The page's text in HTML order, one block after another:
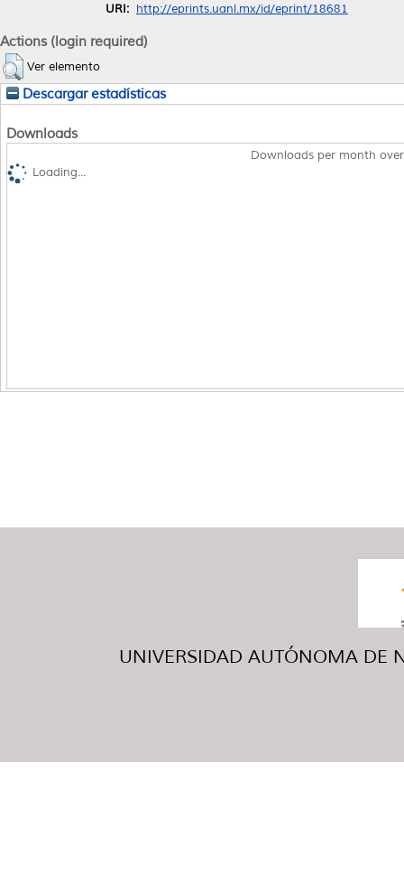
URI: http://eprints.uanl.mx/id/eprint/18681
Actions (login required)
Ver elemento
Descargar estadísticas
Downloads
Downloads per month
Loading...
UNIVERSIDAD AUTÓNOMA DE